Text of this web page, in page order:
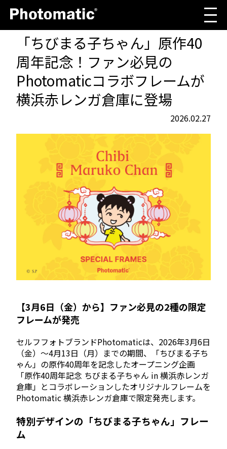
「ちびまる子ちゃん」原作40
周年記念！ファン必見の
Photomaticコラボフレームが
横浜赤レンガ倉庫に登場
2026.02.27
【3月6日（金）から】ファン必見の2種の限定
フレームが発売
セルフフォトブランドPhotomaticは、2026年3月6日
（金）～4月13日（月）までの期間、「ちびまる子ち
ゃん」の原作40周年を記念したオープニング企画
「原作40周年記念 ちびまる子ちゃん in 横浜赤レンガ
倉庫」とコラボレーションしたオリジナルフレームを
Photomatic 横浜赤レンガ倉庫で限定発売します。
特別デザインの「ちびまる子ちゃん」フレー
ム